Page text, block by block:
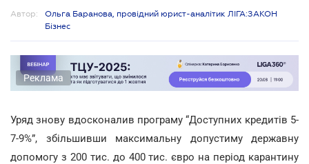
Автор:
Ольга Баранова, провідний юрист-аналітик ЛІГА:ЗАКОН
Бізнес
Реклама
Уряд знову вдосконалив програму “Доступних кредитів 5-
7-9%”, збільшивши максимальну допустиму державну
допомогу з 200 тис. до 400 тис. євро на період карантину